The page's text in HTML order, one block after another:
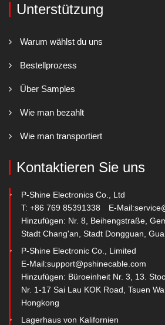
Unterstützung
Warum wählst du uns
Bestellprozess
Über Samples
Wie man bezahlt
Wie man transportiert
Kontaktieren Sie uns
P-Shine Electronics Co., Ltd
T: +86 769 85391338
E-Mail:
Hinzufügen: Nr. 8, Beihengstraße,
Stadt Chang'an, Stadt Dongguan,
P-Shine Electronic Co., Limited
E-Mail:support@pshinecable.com
Hinzufügen: Büroeinheit Nr. 3, 13.
Nr. 1-17 Sai Lau KOK Road, Tsuen
Hongkong
Lagerhaus von Kalifornien